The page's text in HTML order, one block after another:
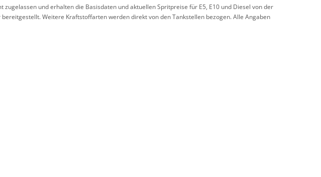
und erhalten die Basisdaten und aktuellen Spritpreise für E5, E10 und Diesel von der
Weitere Kraftstoffarten werden direkt von den Tankstellen bezogen. Alle Angaben